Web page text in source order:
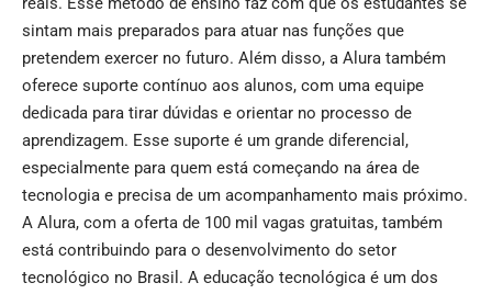
sintam mais preparados para atuar nas funções que
pretendem exercer no futuro. Além disso, a Alura também
oferece suporte contínuo aos alunos, com uma equipe
dedicada para tirar dúvidas e orientar no processo de
aprendizagem. Esse suporte é um grande diferencial,
especialmente para quem está começando na área de
tecnologia e precisa de um acompanhamento mais próximo.
A Alura, com a oferta de 100 mil vagas gratuitas, também
está contribuindo para o desenvolvimento do setor
tecnológico no Brasil. A educação tecnológica é um dos